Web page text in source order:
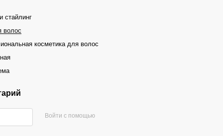
стайлинг
волос
косметика для волос
Войти с помощью